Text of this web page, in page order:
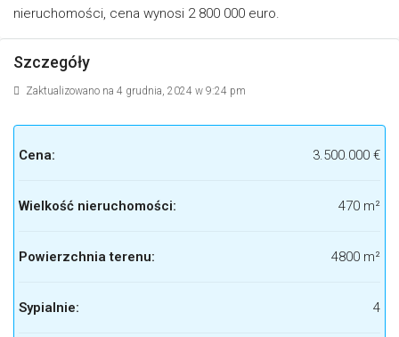
nieruchomości, cena wynosi 2 800 000 euro.
Szczegóły
Zaktualizowano na 4 grudnia, 2024 w 9:24 pm
Cena: 3.500.000 €
Wielkość nieruchomości: 470 m²
Powierzchnia terenu: 4800 m²
Sypialnie: 4